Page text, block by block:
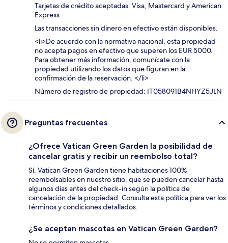
Tarjetas de crédito aceptadas: Visa, Mastercard y American
Express
Las transacciones sin dinero en efectivo están disponibles.
<li>De acuerdo con la normativa nacional, esta propiedad
no acepta pagos en efectivo que superen los EUR 5000.
Para obtener más información, comunícate con la
propiedad utilizando los datos que figuran en la
confirmación de la reservación. </li>
Número de registro de propiedad: IT058091B4NHYZ5JLN
Preguntas frecuentes
¿Ofrece Vatican Green Garden la posibilidad de
cancelar gratis y recibir un reembolso total?
Sí, Vatican Green Garden tiene habitaciones 100%
reembolsables en nuestro sitio, que se pueden cancelar hasta
algunos días antes del check-in según la política de
cancelación de la propiedad. Consulta esta política para ver los
términos y condiciones detallados.
¿Se aceptan mascotas en Vatican Green Garden?